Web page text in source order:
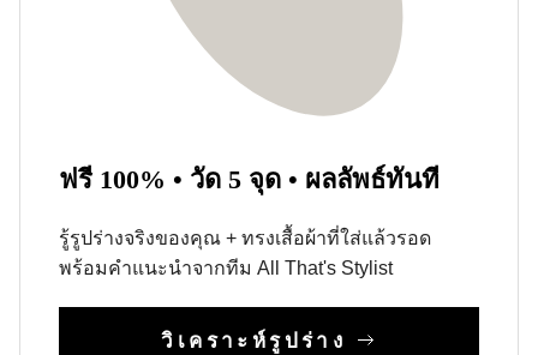
ฟรี 100% • วัด 5 จุด • ผลลัพธ์ทันที
รู้รูปร่างจริงของคุณ + ทรงเสื้อผ้าที่ใส่แล้วรอด
พร้อมคำแนะนำจากทีม All That's Stylist
วิเคราะห์รูปร่าง